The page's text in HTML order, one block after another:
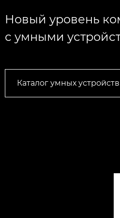
Новый уровень
с умными
Каталог умных устройств